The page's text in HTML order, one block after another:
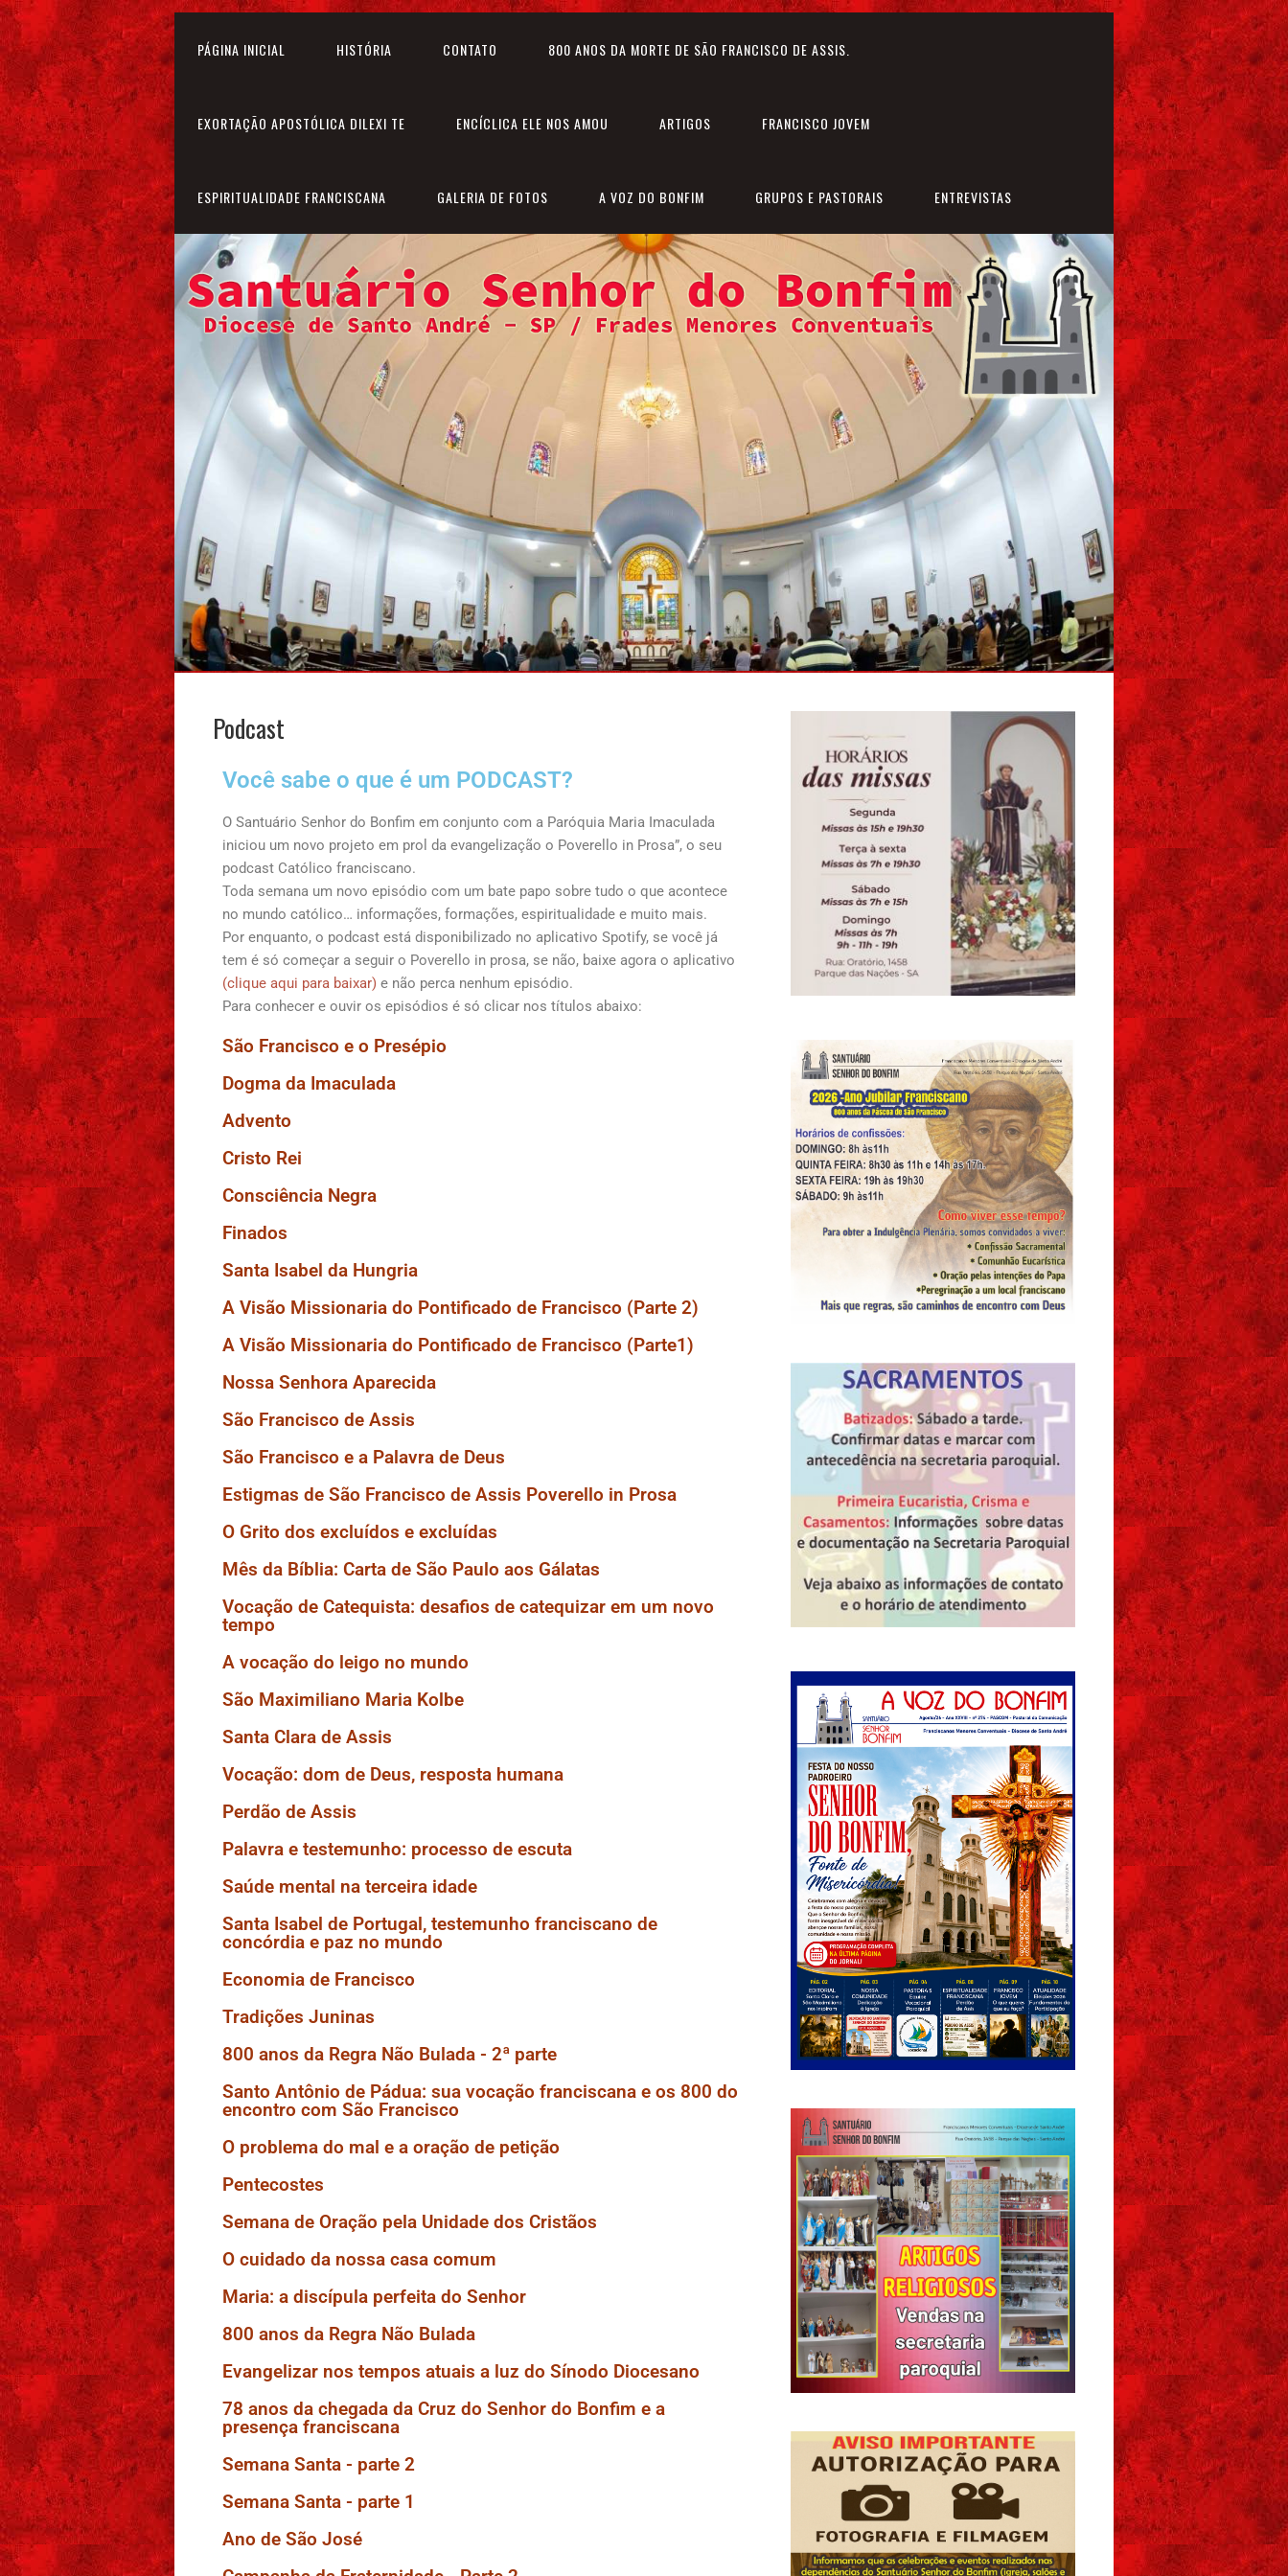
PÁGINA INICIAL HISTÓRIA CONTATO 800 ANOS DA MORTE DE SÃO FRANCISCO DE ASSIS.
EXORTAÇÃO APOSTÓLICA DILEXI TE ENCÍCLICA ELE NOS AMOU ARTIGOS FRANCISCO JOVEM
ESPIRITUALIDADE FRANCISCANA GALERIA DE FOTOS A VOZ DO BONFIM GRUPOS E PASTORAIS ENTREVISTAS
Podcast
Você sabe o que é um PODCAST?
O Santuário Senhor do Bonfim em conjunto com a Paróquia Maria Imaculada
iniciou um novo projeto em prol da evangelização o Poverello in Prosa”, o seu
podcast Católico franciscano.
Toda semana um novo episódio com um bate papo sobre tudo o que acontece
no mundo católico… informações, formações, espiritualidade e muito mais.
Por enquanto, o podcast está disponibilizado no aplicativo Spotify, se você já
tem é só começar a seguir o Poverello in prosa, se não, baixe agora o aplicativo
(clique aqui para baixar) e não perca nenhum episódio.
Para conhecer e ouvir os episódios é só clicar nos títulos abaixo:
São Francisco e o Presépio
Dogma da Imaculada
Advento
Cristo Rei
Consciência Negra
Finados
Santa Isabel da Hungria
A Visão Missionaria do Pontificado de Francisco (Parte 2)
A Visão Missionaria do Pontificado de Francisco (Parte1)
Nossa Senhora Aparecida
São Francisco de Assis
São Francisco e a Palavra de Deus
Estigmas de São Francisco de Assis Poverello in Prosa
O Grito dos excluídos e excluídas
Mês da Bíblia: Carta de São Paulo aos Gálatas
Vocação de Catequista: desafios de catequizar em um novo
tempo
A vocação do leigo no mundo
São Maximiliano Maria Kolbe
Santa Clara de Assis
Vocação: dom de Deus, resposta humana
Perdão de Assis
Palavra e testemunho: processo de escuta
Saúde mental na terceira idade
Santa Isabel de Portugal, testemunho franciscano de
concórdia e paz no mundo
Economia de Francisco
Tradições Juninas
800 anos da Regra Não Bulada - 2ª parte
Santo Antônio de Pádua: sua vocação franciscana e os 800 do
encontro com São Francisco
O problema do mal e a oração de petição
Pentecostes
Semana de Oração pela Unidade dos Cristãos
O cuidado da nossa casa comum
Maria: a discípula perfeita do Senhor
800 anos da Regra Não Bulada
Evangelizar nos tempos atuais a luz do Sínodo Diocesano
78 anos da chegada da Cruz do Senhor do Bonfim e a
presença franciscana
Semana Santa - parte 2
Semana Santa - parte 1
Ano de São José